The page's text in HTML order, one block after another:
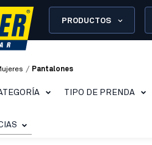
PRODUCTOS
/ Pantalones
TIPO DE PRENDA